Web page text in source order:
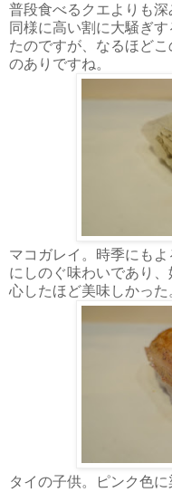
普段食べるクエよりも
同様に高い割に大騒ぎ
たのですが、なるほど
のありですね。
マコガレイ。時季にも
にしのぐ味わいであり
心したほど美味しかった
タイの子供。ピンク色